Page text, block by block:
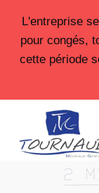
contenu
L'entreprise
pour congés,
cette période